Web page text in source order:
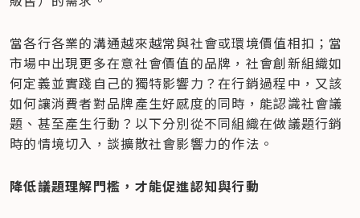
當各行各業的溝通越來越常與社會或環境價值相扣；當
市場中出現更多在意社會價值的品牌，社會創新組織如
何定義並實踐自己的獨特影響力？在行銷過程中，又該
如何讓消費者對品牌產生好感度的同時，能認識社會議
題、甚至產生行動？以下分別從不同組織在做議題行銷
時的情境切入，談擴散社會影響力的作法。
降低議題理解門檻，才能促進認知與行動